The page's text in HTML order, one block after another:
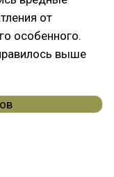
от
особенного.
выше